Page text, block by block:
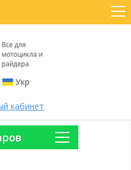
Укр
кабинет